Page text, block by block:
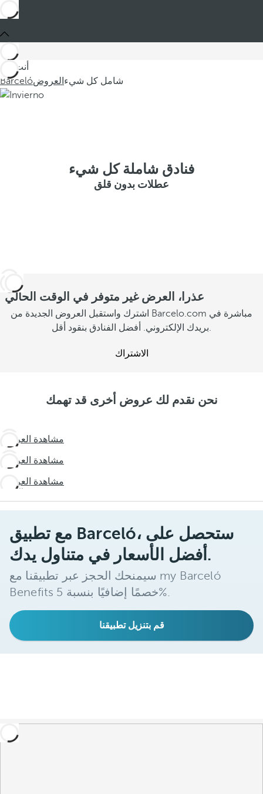
أنت في
Barcelóالعروض شامل كل شيء
فنادق شاملة كل شيء
عطلات بدون قلق
عذرا، العرض غير متوفر في الوقت الحالي
اشترك واستقبل العروض الجديدة من Barcelo.com مباشرة في
بريدك الإلكتروني. أفضل الفنادق بنقود أقل.
الاشتراك
نحن نقدم لك عروض أخرى قد تهمك
تجربة
سافر
أكثر
مشاهدة العروض
تجربة
سافر
مشاهدة العروض
الاستمتاع
بالصيف
مشاهدة العروض
مع تطبيق Barceló، ستحصل على
أفضل الأسعار في متناول يدك.
سيمنحك الحجز عبر تطبيقنا مع my Barceló
Benefits خصمًا إضافيًا بنسبة 5%.
قم بتنزيل تطبيقنا